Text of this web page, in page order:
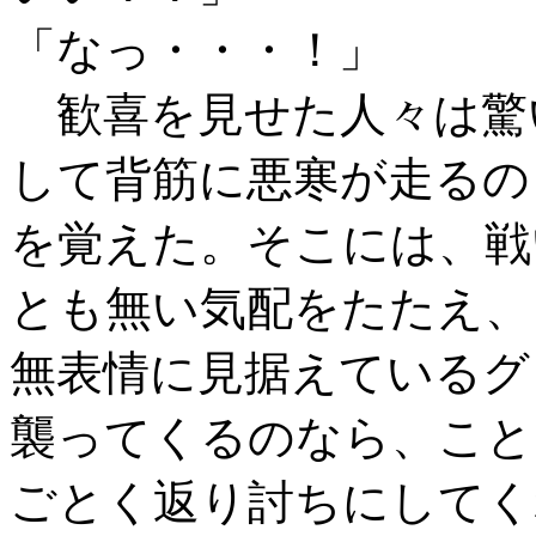
「なっ・・・！」
歓喜を見せた人々は
して背筋に悪寒が走るの
を覚えた。そこには、
とも無い気配をたたえ、
無表情に見据えている
襲ってくるのなら、こと
ごとく返り討ちにして